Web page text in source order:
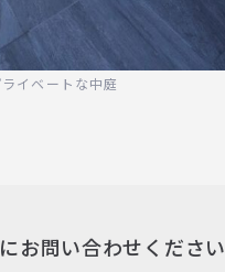
イベートな中庭
お問い合わせください